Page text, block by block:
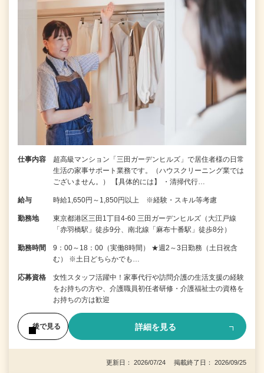
仕事内容
超高級マンション「三田ガーデンヒルズ」で居住者様の日常
生活の家事サポート業務です。（ハウスクリーニング業では
ございません。） 【具体的には】 ・清掃代行…
給与 時給1,650円～1,850円以上 ※経験・スキル等考慮
勤務地
東京都港区三田1丁目4-60 三田ガーデンヒルズ（大江戸線
「赤羽橋駅」徒歩9分、南北線「麻布十番駅」徒歩8分）
勤務時間
9：00～18：00（実働8時間） ★週2～3日勤務（土日祝含
む） ※土日どちらかでも…
応募資格
女性スタッフ活躍中！家事代行や訪問介護の生活支援の経験
をお持ちの方や、介護職員初任者研修・介護福祉士の資格を
お持ちの方は歓迎
後で見る 詳細を見る
更新日： 2026/07/24 掲載終了日： 2026/09/25